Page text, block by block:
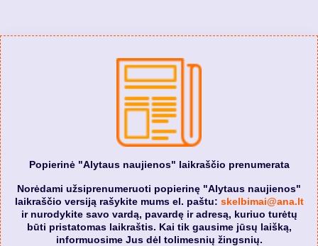
Popierinė "Alytaus naujienos" laikraščio prenumerata
Norėdami užsiprenumeruoti popierinę "Alytaus naujienos"
laikraščio versiją rašykite mums el. paštu: skelbimai@ana.lt
ir nurodykite savo vardą, pavardę ir adresą, kuriuo turėtų
būti pristatomas laikraštis. Kai tik gausime jūsų laišką,
informuosime Jus dėl tolimesnių žingsnių.